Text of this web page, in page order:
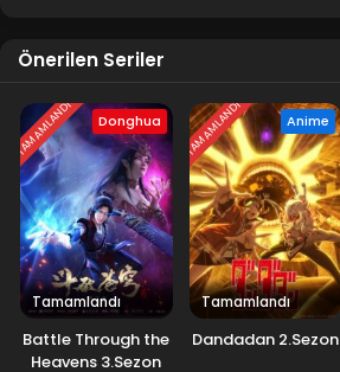
Önerilen Seriler
TAMAMLANDI Donghua
Tamamlandı
Battle Through the
Heavens 3.Sezon
TAMAMLANDI Anime
Tamamlandı
Dandadan 2.Sezon